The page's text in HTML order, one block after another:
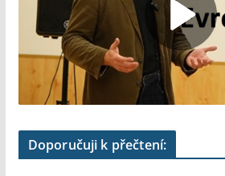
Doporučuji k přečtení: